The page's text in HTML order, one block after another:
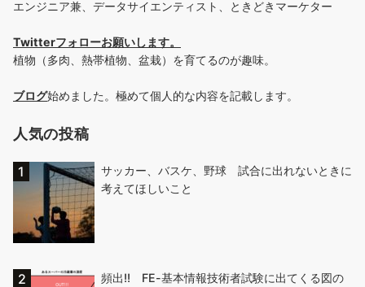
エンジニア兼、データサイエンティスト、ときどきマーケター
Twitterフォローお願いします。
植物（多肉、熱帯植物、盆栽）を育てるのが趣味。
ブログ始めました。極めて個人的な内容を記載します。
人気の投稿
サッカー、バスケ、野球 試合に出れないときに
考えてほしいこと
頻出!! FE-基本情報技術者試験に出てくる図の